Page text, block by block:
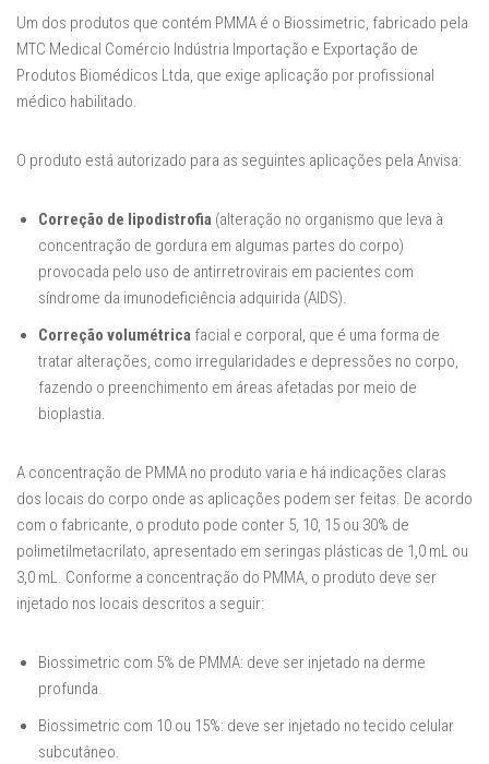
Um dos produtos que contém PMMA é o Biossimetric, fabricado pela
MTC Medical Comércio Indústria Importação e Exportação de
Produtos Biomédicos Ltda, que exige aplicação por profissional
médico habilitado.
O produto está autorizado para as seguintes aplicações pela Anvisa:
Correção de lipodistrofia (alteração no organismo que leva à
concentração de gordura em algumas partes do corpo)
provocada pelo uso de antirretrovirais em pacientes com
síndrome da imunodeficiência adquirida (AIDS).
Correção volumétrica facial e corporal, que é uma forma de
tratar alterações, como irregularidades e depressões no corpo,
fazendo o preenchimento em áreas afetadas por meio de
bioplastia.
A concentração de PMMA no produto varia e há indicações claras
dos locais do corpo onde as aplicações podem ser feitas. De acordo
com o fabricante, o produto pode conter 5, 10, 15 ou 30% de
polimetilmetacrilato, apresentado em seringas plásticas de 1,0 mL ou
3,0 mL. Conforme a concentração do PMMA, o produto deve ser
injetado nos locais descritos a seguir:
Biossimetric com 5% de PMMA: deve ser injetado na derme
profunda.
Biossimetric com 10 ou 15%: deve ser injetado no tecido celular
subcutâneo.